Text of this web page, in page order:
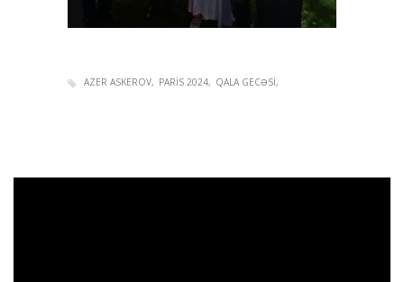
AZER ASKEROV PARIS 2024 QALA GECƏSI